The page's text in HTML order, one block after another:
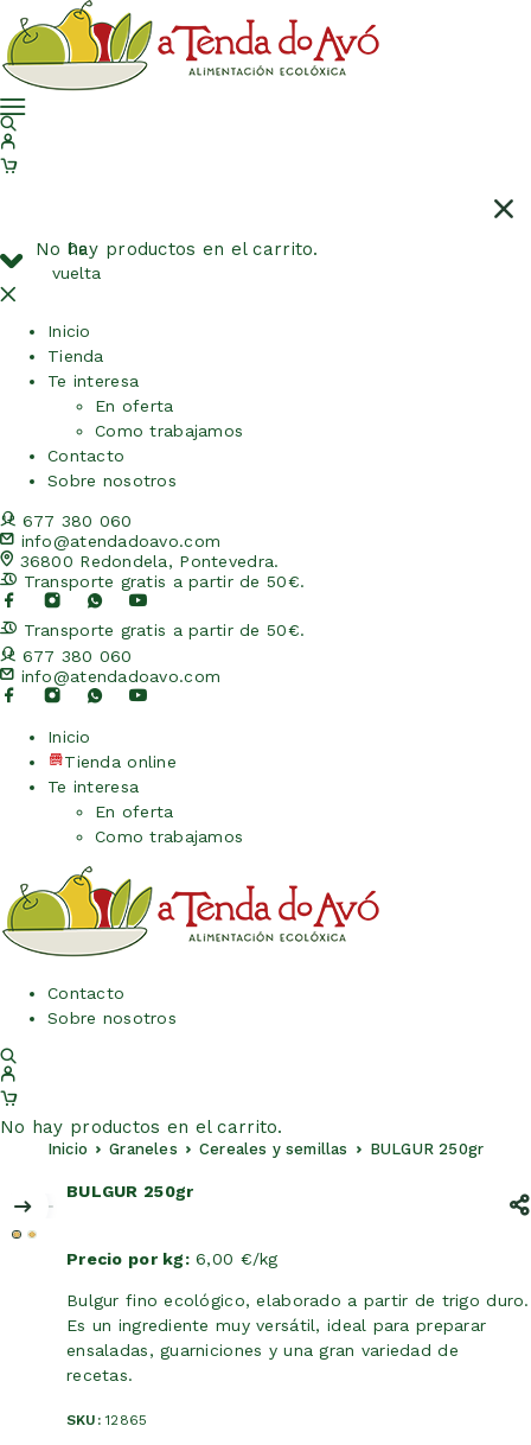
No hay productos en el carrito.
De
vuelta
Inicio
Tienda
Te interesa
En oferta
Como trabajamos
Contacto
Sobre nosotros
677 380 060
info@atendadoavo.com
36800 Redondela, Pontevedra.
Transporte gratis a partir de 50€.
Transporte gratis a partir de 50€.
677 380 060
info@atendadoavo.com
Inicio
Tienda online
Te interesa
En oferta
Como trabajamos
Contacto
Sobre nosotros
No hay productos en el carrito.
Inicio Graneles Cereales y semillas BULGUR 250gr
BULGUR 250gr
Precio por kg:6,00 €/kg
Bulgur fino ecológico, elaborado a partir de trigo duro.
Es un ingrediente muy versátil, ideal para preparar
ensaladas, guarniciones y una gran variedad de
recetas.
SKU:12865